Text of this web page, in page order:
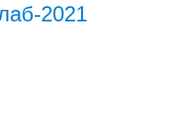
2021